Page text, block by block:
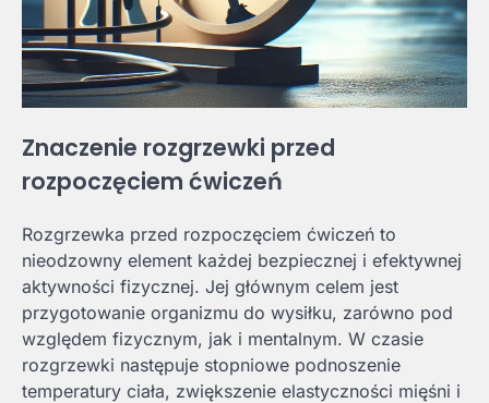
Znaczenie rozgrzewki przed
rozpoczęciem ćwiczeń
Rozgrzewka przed rozpoczęciem ćwiczeń to
nieodzowny element każdej bezpiecznej i efektywnej
aktywności fizycznej. Jej głównym celem jest
przygotowanie organizmu do wysiłku, zarówno pod
względem fizycznym, jak i mentalnym. W czasie
rozgrzewki następuje stopniowe podnoszenie
temperatury ciała, zwiększenie elastyczności mięśni i